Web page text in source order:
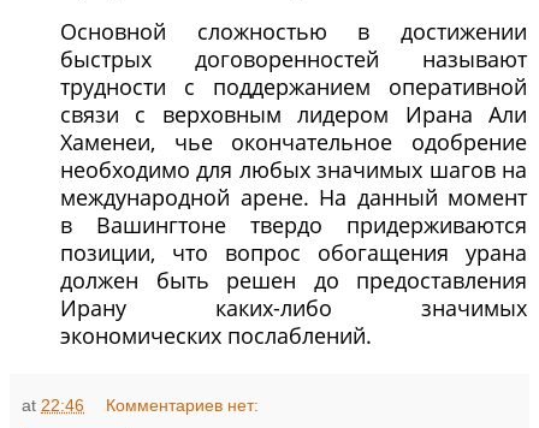
Основной сложностью в достижении
быстрых договоренностей называют
трудности с поддержанием оперативной
связи с верховным лидером Ирана Али
Хаменеи, чье окончательное одобрение
необходимо для любых значимых шагов на
международной арене. На данный момент
в Вашингтоне твердо придерживаются
позиции, что вопрос обогащения урана
должен быть решен до предоставления
Ирану каких-либо значимых
экономических послаблений.
at 22:46 Комментариев нет: